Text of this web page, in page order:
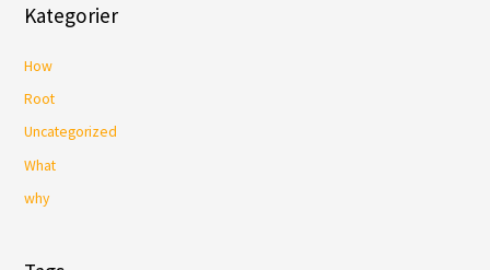
Kategorier
How
Root
Uncategorized
What
why